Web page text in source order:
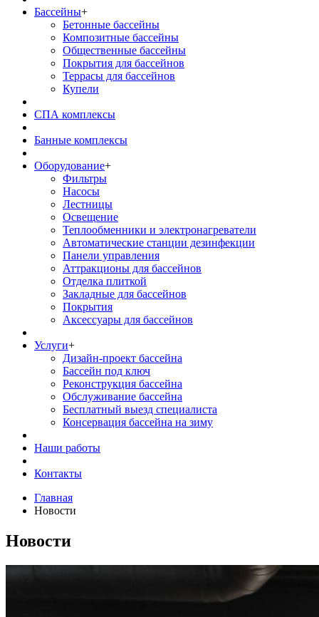
Бассейны+
Бетонные бассейны
Композитные бассейны
Общественные бассейны
Покрытия для бассейнов
Террасы для бассейнов
Купели
СПА комплексы
Банные комплексы
Оборудование+
Фильтры
Насосы
Лестницы
Освещение
Теплообменники и электронагреватели
Автоматические станции дезинфекции
Панели управления
Аттракционы для бассейнов
Отделка плиткой
Закладные для бассейнов
Покрытия
Аксессуары для бассейнов
Услуги+
Дизайн-проект бассейна
Бассейн под ключ
Реконструкция бассейна
Обслуживание бассейна
Бесплатный выезд специалиста
Консервация бассейна на зиму
Наши работы
Контакты
Главная
Новости
Новости